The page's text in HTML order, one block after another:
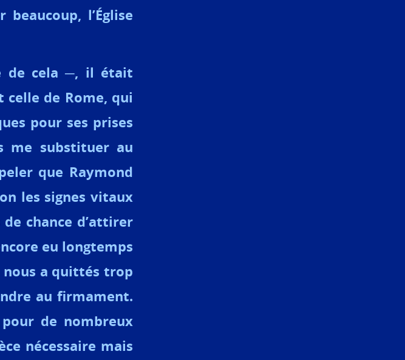
l’Église
de cela ─, il était
celle de Rome, qui
pour ses prises
me substituer au
que Raymond
les signes vitaux
chance d’attirer
eu longtemps
nous a quittés trop
au firmament.
de nombreux
nécessaire mais